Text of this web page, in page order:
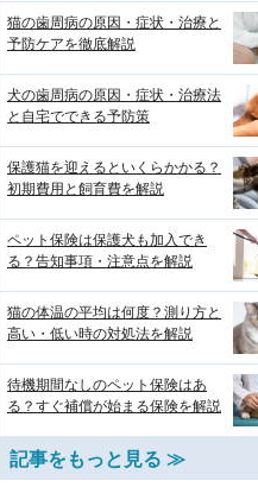
猫の歯周病の原因・症状・治療と
予防ケアを徹底解説
犬の歯周病の原因・症状・治療法
と自宅でできる予防策
保護猫を迎えるといくらかかる？
初期費用と飼育費を解説
ペット保険は保護犬も加入でき
る？告知事項・注意点を解説
猫の体温の平均は何度？測り方と
高い・低い時の対処法を解説
待機期間なしのペット保険はあ
る？すぐ補償が始まる保険を解説
記事をもっと見る ≫